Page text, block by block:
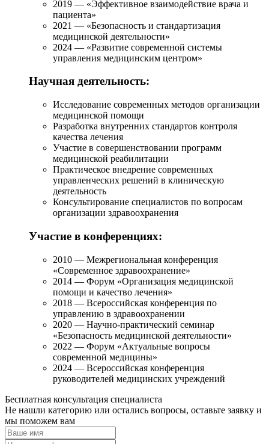
2019 — «Эффективное взаимодействие врача и
пациента»
2021 — «Безопасность и стандартизация
медицинской деятельности»
2024 — «Развитие современной системы
управления медицинским центром»
Научная деятельность:
Исследование современных методов организации
медицинской помощи
Разработка внутренних стандартов контроля
качества лечения
Участие в совершенствовании программ
медицинской реабилитации
Практическое внедрение современных
управленческих решений в клиническую
деятельность
Консультирование специалистов по вопросам
организации здравоохранения
Участие в конференциях:
2010 — Межрегиональная конференция
«Современное здравоохранение»
2014 — Форум «Организация медицинской
помощи и качество лечения»
2018 — Всероссийская конференция по
управлению в здравоохранении
2020 — Научно-практический семинар
«Безопасность медицинской деятельности»
2022 — Форум «Актуальные вопросы
современной медицины»
2024 — Всероссийская конференция
руководителей медицинских учреждений
Бесплатная консультация специалиста
Не нашли категорию или остались вопросы, оставьте заявку и
мы поможем вам